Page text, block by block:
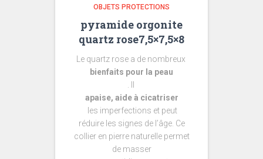
OBJETS PROTECTIONS
pyramide orgonite
quartz rose7,5×7,5×8
Le quartz rose a de nombreux
bienfaits pour la peau
apaise, aide à cicatriser
les imperfections et peut
réduire les signes de l’âge. Ce
collier en pierre naturelle permet
de masser